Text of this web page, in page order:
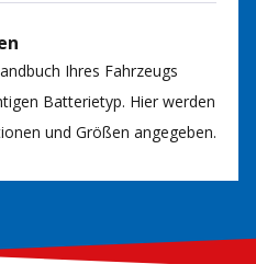
Ihres Fahrzeugs
Batterietyp. Hier werden
und Größen angegeben.